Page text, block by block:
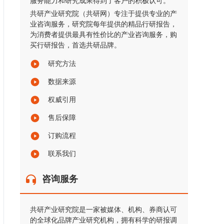
共研产业研究院（共研网）专注于提供专业的产
业咨询服务，研究院每年提供的精品行研报告，
为消费者提供最具有性价比的产业咨询服务，购
买行研报告，首选共研品牌。
研究方法
数据来源
权威引用
售后保障
订购流程
联系我们
咨询服务
共研产业研究院是一家被媒体、机构、券商认可
的全球化品牌产业研究机构，拥有科学的研报调